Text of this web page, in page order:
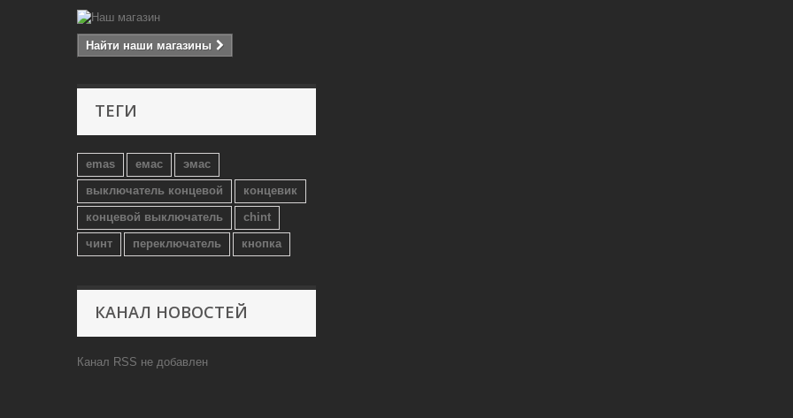
Найти наши магазины
ТЕГИ
emas емас
эмас
выключатель концевой
концевик
концевой выключатель
chint
чинт
переключатель кнопка
КАНАЛ НОВОСТЕЙ
Канал RSS не добавлен